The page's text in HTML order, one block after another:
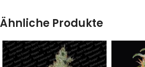
Ähnliche Produkte